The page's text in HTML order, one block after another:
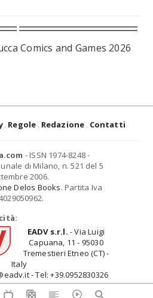
Comics and Games 2026
Regole Redazione Contatti
- ISSN 1974-8248 -
di Milano, n. 521 del 5
2006.
Delos Books. Partita Iva
EADV s.r.l. - Via Luigi
Capuana, 11 - 95030
Tremestieri Etneo (CT) -
Italy
- Tel: +39.0952830326